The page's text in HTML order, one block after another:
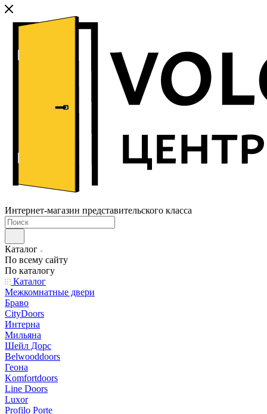
Интернет-магазин представительского класса
Каталог
По всему сайту
По каталогу
Каталог
Межкомнатные двери
Браво
CityDoors
Интерна
Мильяна
Шейл Дорс
Belwooddoors
Геона
Komfortdoors
Line Doors
Luxor
Profilo Porte